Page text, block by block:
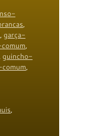
,
, garça-
,
guincho-
,
,